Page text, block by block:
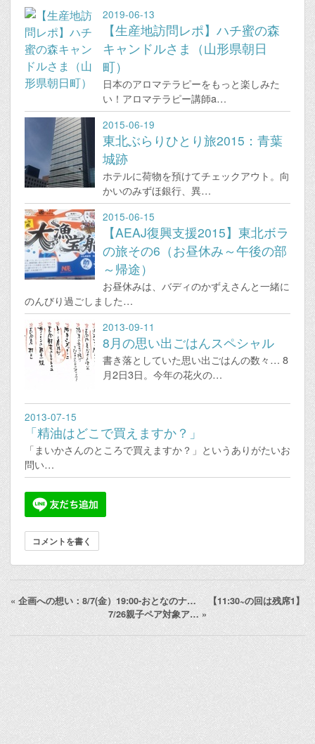
2019-06-13
【生産地訪問レポ】ハチ蜜の森
キャンドルさま（山形県朝日
町）
日本のアロマテラピーをもっと楽しみた
い！アロマテラピー講師a…
2015-06-19
東北ぶらりひとり旅2015：青葉
城跡
ホテルに荷物を預けてチェックアウト。向
かいのみずほ銀行、異…
2015-06-15
【AEAJ復興支援2015】東北ボラ
の旅その6（お昼休み～午後の部
～帰途）
お昼休みは、バディのかずえさんと一緒に
のんびり過ごしました…
2013-09-11
8月の思い出ごはんスペシャル
書き落としていた思い出ごはんの数々… 8
月2日3日。今年の花火の…
2013-07-15
「精油はどこで買えますか？」
「まいかさんのところで買えますか？」というありがたいお
問い…
コメントを書く
«企画への想い：8/7(金）19:00-おとなのナ…
【11:30~の回は残席1】
7/26親子ペア対象ア… »